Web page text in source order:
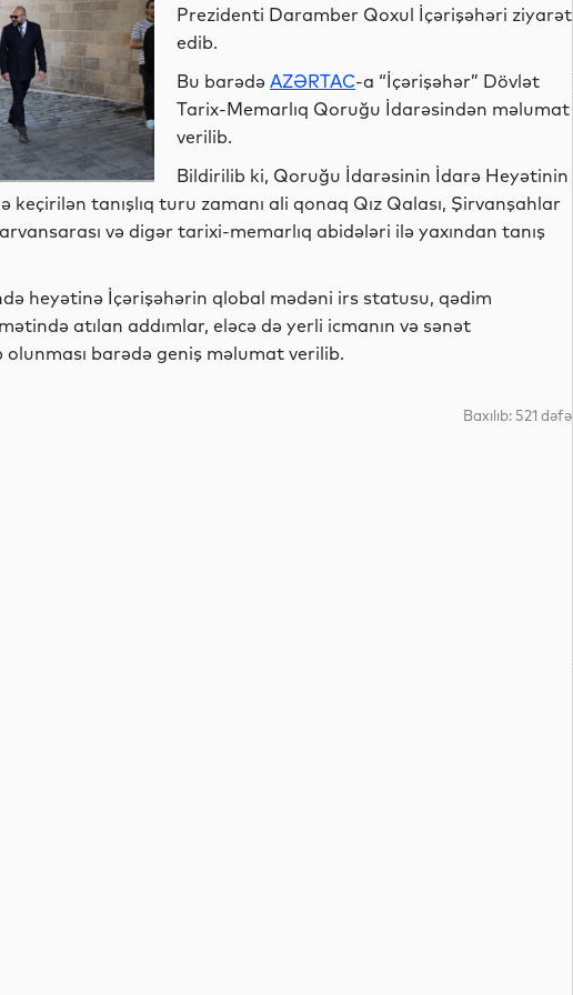
Prezidenti Daramber Qoxul İçərişəhəri ziyarət
edib.
Bu barədə AZƏRTAC-a “İçərişəhər” Dövlət
Tarix-Memarlıq Qoruğu İdarəsindən məlumat
verilib.
Bildirilib ki, Qoruğu İdarəsinin İdarə Heyətinin
tanışlıq turu zamanı ali qonaq Qız Qalası, Şirvanşahlar
və digər tarixi-memarlıq abidələri ilə yaxından tanış
heyətinə İçərişəhərin qlobal mədəni irs statusu, qədim
atılan addımlar, eləcə də yerli icmanın və sənət
olunması barədə geniş məlumat verilib.
Baxılıb: 521 dəfə